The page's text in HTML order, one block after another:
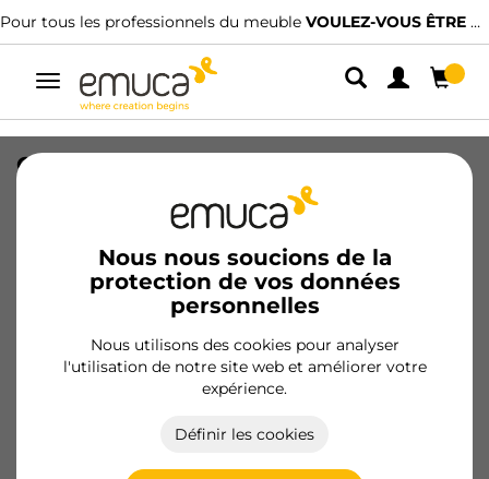
Pour tous les professionnels du meuble VOULEZ-VOUS ÊTRE CLIENT ?
Alterner
navigation
Nous nous soucions de la
protection de vos données
personnelles
Nous utilisons des cookies pour analyser
l'utilisation de notre site web et améliorer votre
expérience.
Définir les cookies
Organisateur de tiroirs Alumount
450x500, Aluminium, Gris antracite
Produits essentiels
Devenir client